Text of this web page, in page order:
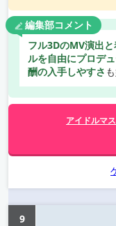
編集部コメント
フル3DのMV演出
ルを自由にプロデ
酬の入手しやすさ
アイドルマ
9